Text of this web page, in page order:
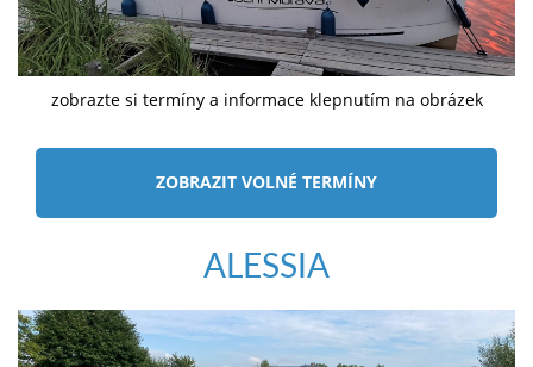
zobrazte si termíny a informace klepnutím na obrázek
ZOBRAZIT VOLNÉ TERMÍNY
ALESSIA